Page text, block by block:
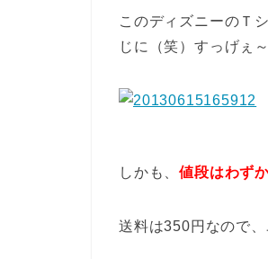
このディズニーのＴ
じに（笑）すっげぇ
しかも、値段はわず
送料は350円なので